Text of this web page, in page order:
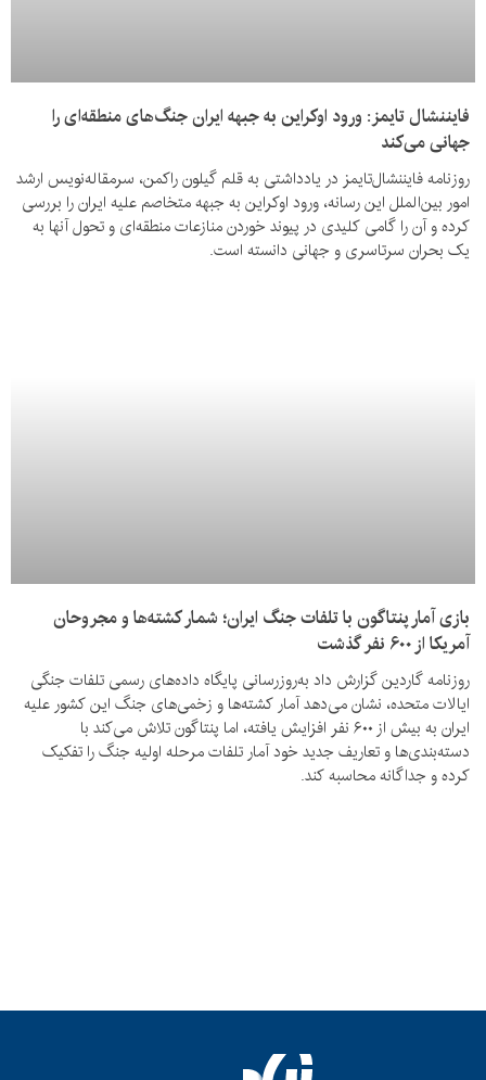
فایننشال تایمز: ورود اوکراین به جبهه ایران جنگ‌های منطقه‌ای را
جهانی می‌کند
روزنامه فایننشال‌تایمز در یادداشتی به قلم گیلون راکمن، سرمقاله‌نویس ارشد
امور بین‌الملل این رسانه، ورود اوکراین به جبهه متخاصم علیه ایران را بررسی
کرده و آن را گامی کلیدی در پیوند خوردن منازعات منطقه‌ای و تحول آنها به
یک بحران سرتاسری و جهانی دانسته است.
بازی آمار پنتاگون با تلفات جنگ ایران؛ شمار کشته‌ها و مجروحان
آمریکا از ۶۰۰ نفر گذشت
روزنامه گاردین گزارش داد به‌روزرسانی پایگاه داده‌های رسمی تلفات جنگی
ایالات متحده، نشان می‌دهد آمار کشته‌ها و زخمی‌های جنگ این کشور علیه
ایران به بیش از ۶۰۰ نفر افزایش یافته، اما پنتاگون تلاش می‌کند با
دسته‌بندی‌ها و تعاریف جدید خود آمار تلفات مرحله اولیه جنگ را تفکیک
کرده و جداگانه محاسبه کند.